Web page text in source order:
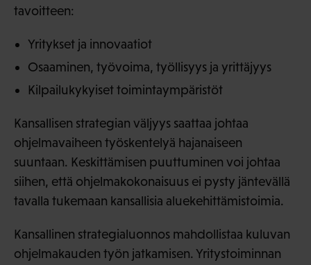
tavoitteen:
Yritykset ja innovaatiot
Osaaminen, työvoima, työllisyys ja yrittäjyys
Kilpailukykyiset toimintaympäristöt
Kansallisen strategian väljyys saattaa johtaa
ohjelmavaiheen työskentelyä hajanaiseen
suuntaan. Keskittämisen puuttuminen voi johtaa
siihen, että ohjelmakokonaisuus ei pysty jäntevällä
tavalla tukemaan kansallisia aluekehittämistoimia.
Kansallinen strategialuonnos mahdollistaa kuluvan
ohjelmakauden työn jatkamisen. Yritystoiminnan